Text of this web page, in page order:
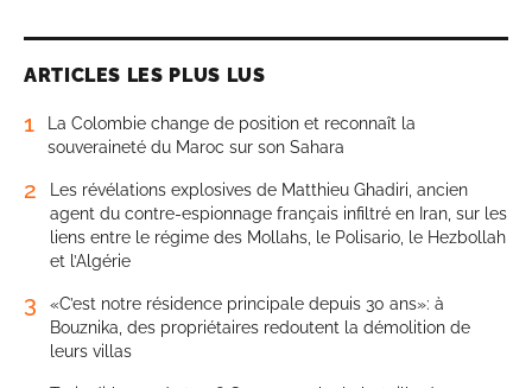
ARTICLES LES PLUS LUS
1
La Colombie change de position et reconnaît la
souveraineté du Maroc sur son Sahara
2
Les révélations explosives de Matthieu Ghadiri, ancien
agent du contre-espionnage français infiltré en Iran, sur les
liens entre le régime des Mollahs, le Polisario, le Hezbollah
et l’Algérie
3
«C’est notre résidence principale depuis 30 ans»: à
Bouznika, des propriétaires redoutent la démolition de
leurs villas